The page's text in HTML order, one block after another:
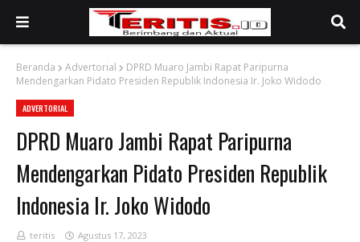
Beranda Advertorial
DPRD Muaro Jambi Rapat Paripurna
Mendengarkan Pidato Presiden Republik Indonesia Ir. Joko Widodo
ADVERTORIAL
DPRD Muaro Jambi Rapat Paripurna
Mendengarkan Pidato Presiden Republik
Indonesia Ir. Joko Widodo
teritis Agustus 17, 2023